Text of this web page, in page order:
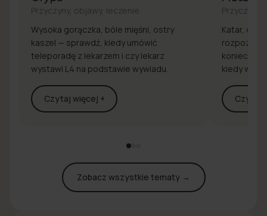
Przyczyny, objawy, leczenie
Wysoka gorączka, bóle mięśni, ostry
kaszel — sprawdź, kiedy umówić
teleporadę z lekarzem i czy lekarz
wystawi L4 na podstawie wywiadu.
Czytaj więcej +
Przyczyny,
Katar,
rozpoznaj
konieczna
kiedy
Czytaj
Zobacz wszystkie tematy →